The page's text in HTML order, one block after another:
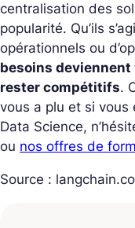
centralisation des
popularité. Qu’ils
opérationnels ou
besoins
rester compétitifs.
vous a plu et si vous
Data Science,
ou nos offres de
Source :